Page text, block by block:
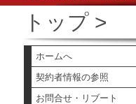
トップ>
ホームへ
契約者情報の参照
お問合せ・リブート
総合トップ 専用